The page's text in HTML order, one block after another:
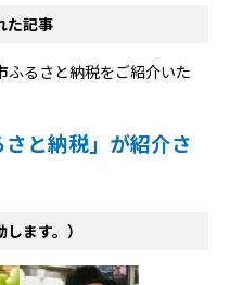
た記事
ふるさと納税をご紹介いた
と納税」が紹介さ
ます。）